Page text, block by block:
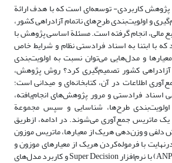
پژوهش کاربردی- توسعه‌‏ای است که با هدف ارائة
و اولویت‏‌بندی طرح‌‏های ناتمام آزادراهی کشور،
مالی، انجام گرفته است. مسئلة اساسی پژوهش با
با ابتنا به اسناد فرادستی نظام و شرایط خاص
و مدل‏‌هایی می‌‏توان نسبت به اولویت‏‌بندی
کشور تصمیم‏‌گیری کرد؟ روش پژوهش،
اطلاعات در آن، کتابخانه‌‏ای و میدانی است؛
اسناد فرادستی و مرور پژوهش‏‌های انجام‌‏یافته،
اولویت‏‌بندی طرح‏‌ها، شناسایی و سپس مجموعة
یک ماتریس جمع‌‏آوری می‏‌شوند. در ادامه، ازطریق
دلفی و وزن‏‌دهی هریک از معیارها، ماتریس موزون
با فرموله‏‌کردن هریک از معیارهای موزون و
تجزیه و تحلیل شبکه‌‏ای (ANP) با نرم‌‏افزار Super Decision و کاربرد مدل‏‌های